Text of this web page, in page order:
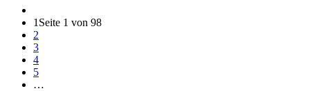
1 Seite 1 von 98
2
3
4
5
…